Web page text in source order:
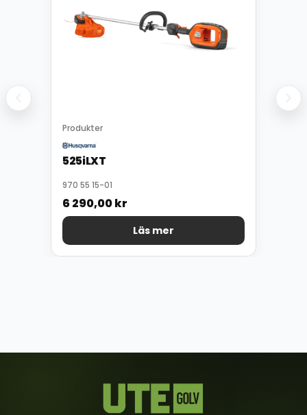
Produkter
525iLXT
970 55 15-01
6 290,00kr
Läs mer